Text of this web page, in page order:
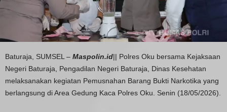
Baturaja, SUMSEL – Maspolin.id|| Polres Oku bersama Kejaksaan
Negeri Baturaja, Pengadilan Negeri Baturaja, Dinas Kesehatan
melaksanakan kegiatan Pemusnahan Barang Bukti Narkotika yang
berlangsung di Area Gedung Kaca Polres Oku. Senin (18/05/2026).